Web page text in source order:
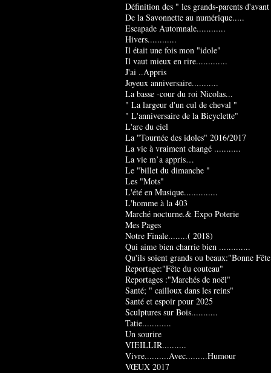
Définition des " les grands-parents
De la Savonnette au numérique.....
Escapade Automnale............
Hivers............
Il était une fois mon "idole"
Il vaut mieux en rire.............
J'ai ..Appris
Joyeux anniversaire...........
La basse -cour du roi Nicolas...
" La largeur d'un cul de cheval "
" L'anniversaire de la Bicyclette"
L'arc du ciel
La "Tournée des idoles" 2016/2017
La vie à vraiment changé ...........
La vie m’a appris…
Le "billet du dimanche "
Les "Mots"
L'été en Musique..............
L'homme à la 403
Marché nocturne.& Expo Poterie
Mes Pages
Notre Finale........( 2018)
Qui aime bien charrie bien .............
Qu'ils soient grands ou beaux:"Bonne
Reportage:"Fête du couteau"
Reportages :"Marchés de noël"
Santé; " cailloux dans les reins"
Santé et espoir pour 2025
Sculptures sur Bois...........
Tatie............
Un sourire
VIEILLIR..........
Vivre..........Avec.........Humour
VŒUX 2017